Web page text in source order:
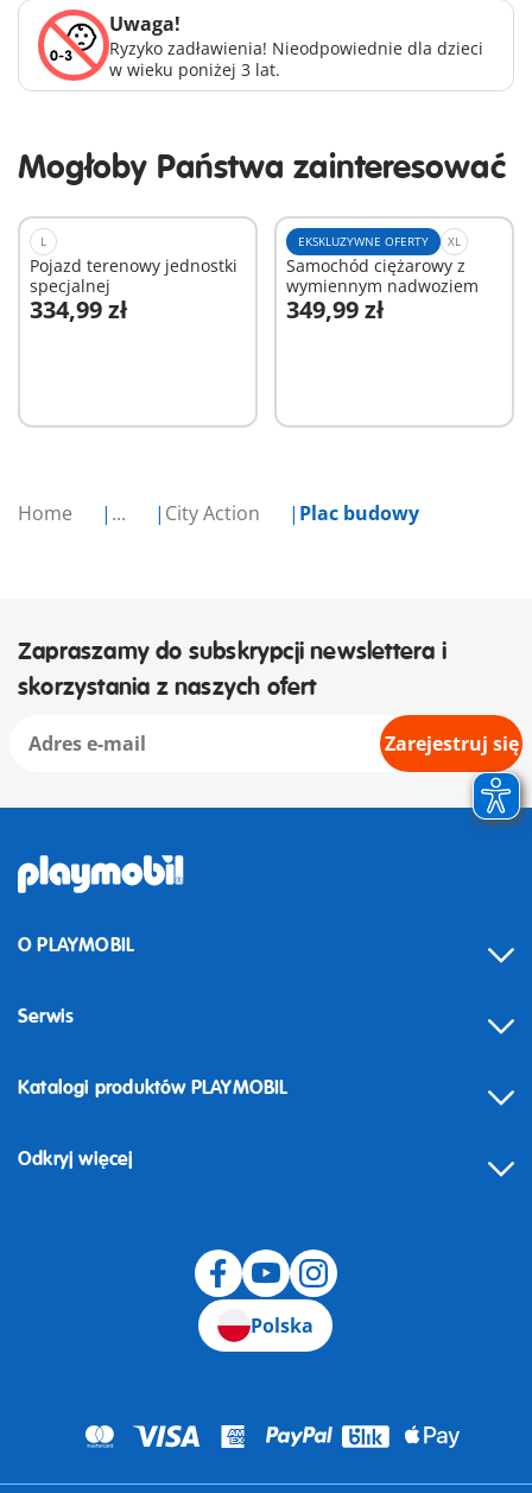
Home ... City Action Plac budowy
Uwaga!
Ryzyko zadławienia! Nieodpowiednie dla dzieci
w wieku poniżej 3 lat.
Mogłoby Państwa zainteresować
L
Pojazd terenowy jednostki
specjalnej
334,99 zł
Dodaj do koszyka
EKSKLUZYWNE OFERTY XL
Samochód ciężarowy z
wymiennym nadwoziem
349,99 zł
Dodaj do koszyka
Zapraszamy do subskrypcji newslettera i
skorzystania z naszych ofert
Zarejestruj się
O PLAYMOBIL
Serwis
Odstąpienie od umowy
Katalogi produktów PLAYMOBIL
Odkryj więcej
Polska